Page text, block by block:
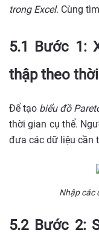
trong Excel. Cùng
5.1 Bước 1:
thập theo
Để tạo biểu đồ
thời gian cụ thể.
đưa các dữ liệu cần
Nhập các
5.2 Bước 2: